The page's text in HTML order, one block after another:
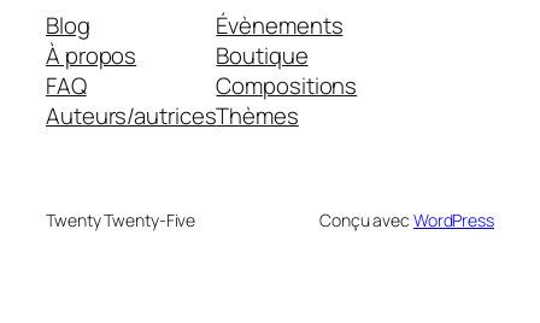
Blog
À propos
FAQ
Auteurs/autrices
Évènements
Boutique
Compositions
Thèmes
Twenty Twenty-Five Conçu avec WordPress